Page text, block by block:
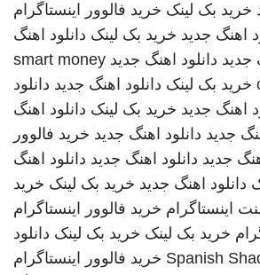
خرید بک لینک خرید فالوور اینستاگرام
اهنگ جدید خرید بک لینک دانلود اهنگ
جدید دانلود اهنگ جدید smart money
خرید بک لینک دانلود اهنگ جدید دانلود
اهنگ جدید خرید بک لینک دانلود اهنگ
جدید دانلود اهنگ جدید خرید فالوور
جدید دانلود اهنگ جدید دانلود اهنگ
دانلود اهنگ جدید خرید بک لینک خرید
اینستاگرام خرید فالوور اینستاگرام
خرید بک لینک خرید بک لینک دانلود
Spanish خرید فالوور اینستاگرام